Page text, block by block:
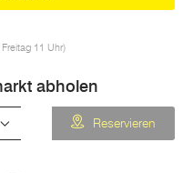
11 Uhr)
abholen
Reservieren